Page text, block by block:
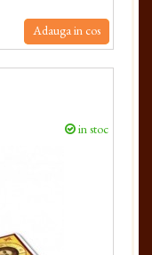
Adauga in cos
in stoc